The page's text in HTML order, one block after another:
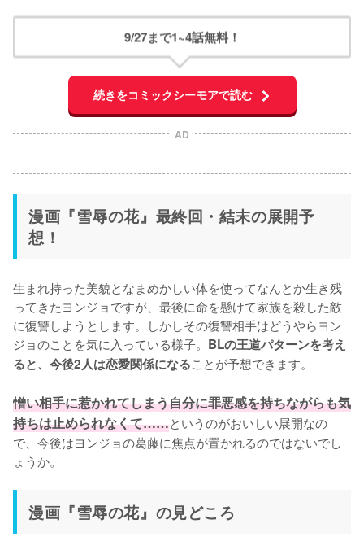
9/27まで1~4話無料！
続きをコミックシーモアで読む
AD
漫画『雪辱の花』最終回・結末の展開予
想！
生まれ持った美貌となまめかしい体を使ってなんとか生き残
ってきたヨンジョですが、最後に命を懸けて家族を殺した敵
に復讐しようとします。しかしその復讐相手はどうやらヨン
ジョのことを気に入っている様子。 BLの王道パターンを考え
ると、今後2人は恋愛関係になることが予想できます。
憎い相手に惹かれてしまう自分に罪悪感を持ちながらも気
持ちは止められなくて……というのがおいしい展開なの
で、今後はヨンジョの葛藤に焦点が置かれるのではないでし
ょうか。
漫画『雪辱の花』の見どころ